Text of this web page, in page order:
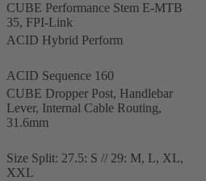
CUBE Performance Stem E-MTB
35, FPI-Link
ACID Hybrid Perform
ACID Sequence 160
CUBE Dropper Post, Handlebar
Lever, Internal Cable Routing,
31.6mm
Size Split: 27.5: S // 29: M, L, XL,
XXL